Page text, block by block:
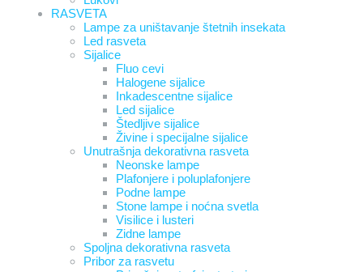
RASVETA
Lampe za uništavanje štetnih insekata
Led rasveta
Sijalice
Fluo cevi
Halogene sijalice
Inkadescentne sijalice
Led sijalice
Štedljive sijalice
Živine i specijalne sijalice
Unutrašnja dekorativna rasveta
Neonske lampe
Plafonjere i poluplafonjere
Podne lampe
Stone lampe i noćna svetla
Visilice i lusteri
Zidne lampe
Spoljna dekorativna rasveta
Pribor za rasvetu